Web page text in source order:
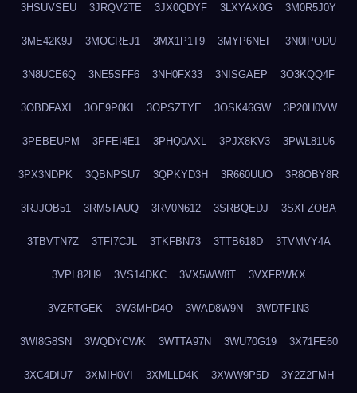
3HSUVSEU 3JRQV2TE 3JX0QDYF 3LXYAX0G 3M0R5J0Y
3ME42K9J 3MOCREJ1 3MX1P1T9 3MYP6NEF 3N0IPODU
3N8UCE6Q 3NE5SFF6 3NH0FX33 3NISGAEP 3O3KQQ4F
3OBDFAXI 3OE9P0KI 3OPSZTYE 3OSK46GW 3P20H0VW
3PEBEUPM 3PFEI4E1 3PHQ0AXL 3PJX8KV3 3PWL81U6
3PX3NDPK 3QBNPSU7 3QPKYD3H 3R660UUO 3R8OBY8R
3RJJOB51 3RM5TAUQ 3RV0N612 3SRBQEDJ 3SXFZOBA
3TBVTN7Z 3TFI7CJL 3TKFBN73 3TTB618D 3TVMVY4A
3VPL82H9 3VS14DKC 3VX5WW8T 3VXFRWKX
3VZRTGEK 3W3MHD4O 3WAD8W9N 3WDTF1N3
3WI8G8SN 3WQDYCWK 3WTTA97N 3WU70G19 3X71FE60
3XC4DIU7 3XMIH0VI 3XMLLD4K 3XWW9P5D 3Y2Z2FMH